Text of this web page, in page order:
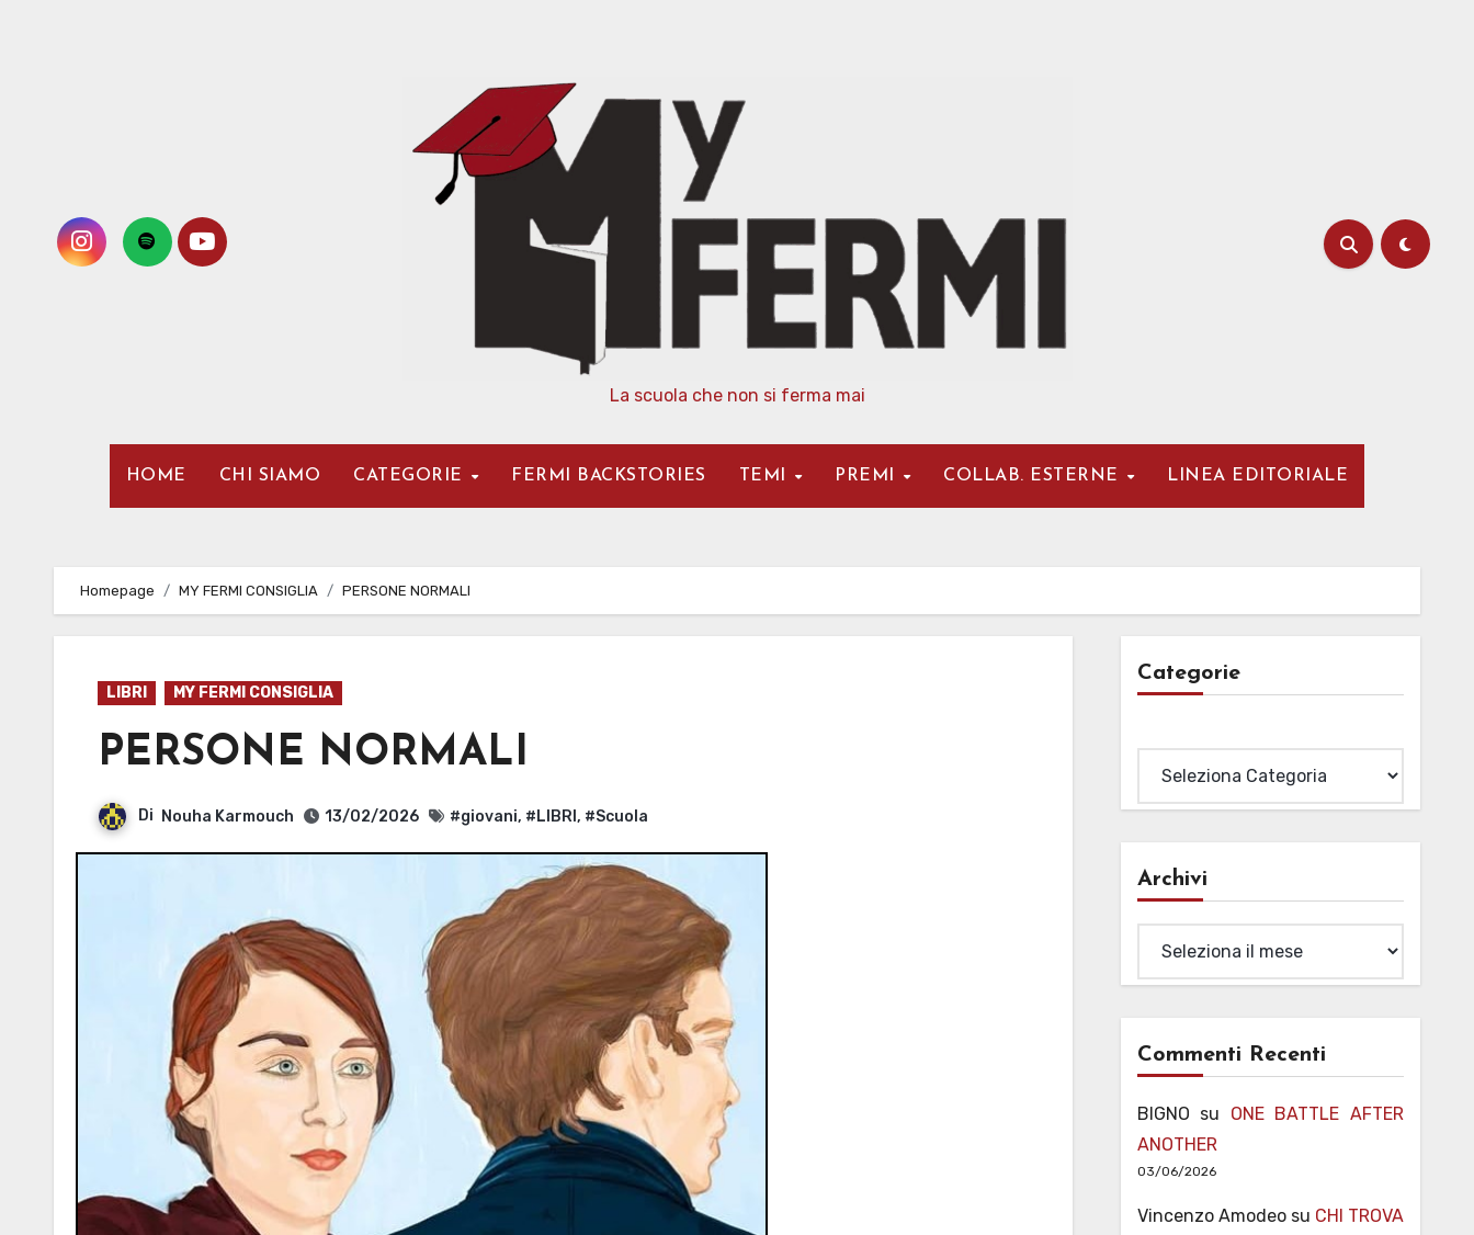
La scuola che non si ferma mai
HOME CHI SIAMO CATEGORIE FERMI BACKSTORIES TEMI PREMI COLLAB. ESTERNE LINEA EDITORIALE
Homepage MY FERMI CONSIGLIA PERSONE NORMALI
LIBRI MY FERMI CONSIGLIA
PERSONE NORMALI
Di Nouha Karmouch 13/02/2026 #giovani, #LIBRI, #Scuola
Categorie
Archivi
Commenti Recenti
BIGNO su ONE BATTLE AFTER
ANOTHER
03/06/2026
Vincenzo Amodeosu CHI TROVA